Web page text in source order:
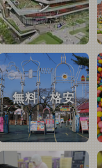
ン
無料・格安